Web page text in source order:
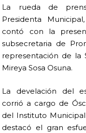
La rueda de
Presidenta
contó con la
subsecretaria de
representación de la
Mireya Sosa Osuna.
La develación del
corrió a cargo de
del Instituto
destacó el gran